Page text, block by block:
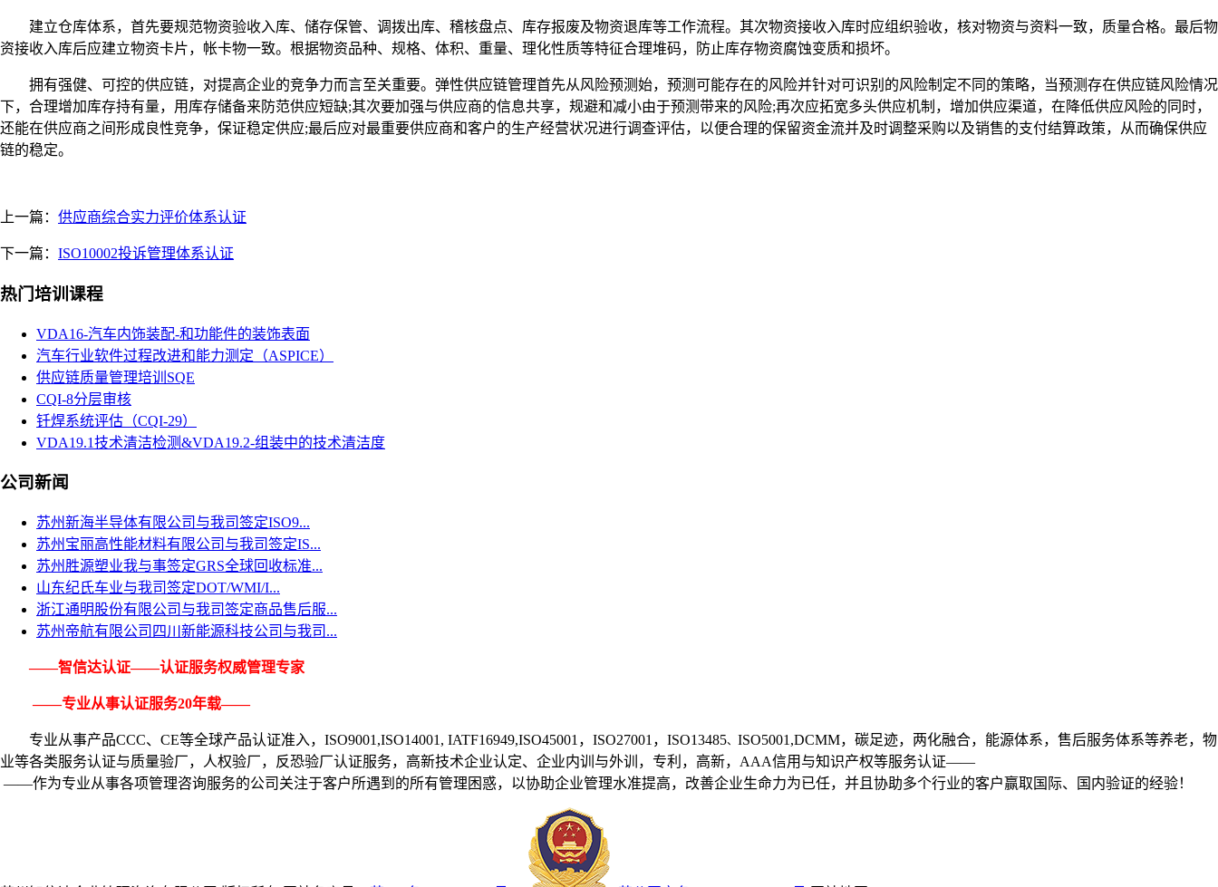
建立仓库体系，首先要规范物资验收入库、储存保管、调拨出库、稽核盘点、库存报废及物资退库等工作流程。其次物资接收入库时应组织验收，核对物资与资料一致，质量合格。最后物
资接收入库后应建立物资卡片，帐卡物一致。根据物资品种、规格、体积、重量、理化性质等特征合理堆码，防止库存物资腐蚀变质和损坏。
拥有强健、可控的供应链，对提高企业的竞争力而言至关重要。弹性供应链管理首先从风险预测始，预测可能存在的风险并针对可识别的风险制定不同的策略，当预测存在供应链风险情况
下，合理增加库存持有量，用库存储备来防范供应短缺;其次要加强与供应商的信息共享，规避和减小由于预测带来的风险;再次应拓宽多头供应机制，增加供应渠道，在降低供应风险的同时，
还能在供应商之间形成良性竞争，保证稳定供应;最后应对最重要供应商和客户的生产经营状况进行调查评估，以便合理的保留资金流并及时调整采购以及销售的支付结算政策，从而确保供应
链的稳定。
上一篇： 供应商综合实力评价体系认证
下一篇： ISO10002投诉管理体系认证
热门培训课程
VDA16-汽车内饰装配-和功能件的装饰表面
汽车行业软件过程改进和能力测定（ASPICE）
供应链质量管理培训SQE
CQI-8分层审核
钎焊系统评估（CQI-29）
VDA19.1技术清洁检测&VDA19.2-组装中的技术清洁度
公司新闻
苏州新海半导体有限公司与我司签定ISO9...
苏州宝丽高性能材料有限公司与我司签定IS...
苏州胜源塑业我与事签定GRS全球回收标准...
山东纪氏车业与我司签定DOT/WMI/I...
浙江通明股份有限公司与我司签定商品售后服...
苏州帝航有限公司四川新能源科技公司与我司...
——智信达认证——认证服务权威管理专家
——专业从事认证服务20年载——
专业从事产品CCC、CE等全球产品认证准入，ISO9001,ISO14001, IATF16949,ISO45001，ISO27001，ISO13485、 ISO5001,DCMM，碳足迹，两化融合，能源体系，售后服务体系等养老，物
业等各类服务认证与质量验厂，人权验厂，反恐验厂认证服务，高新技术企业认定、企业内训与外训，专利，高新，AAA信用与知识产权等服务认证——
——作为专业从事各项管理咨询服务的公司关注于客户所遇到的所有管理困惑，以协助企业管理水准提高，改善企业生命力为已任，并且协助多个行业的客户赢取国际、国内验证的经验！